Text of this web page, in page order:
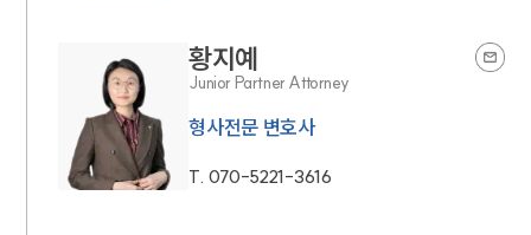
황지예
Junior Partner Attorney
형사전문 변호사
T. 070-5221-3616